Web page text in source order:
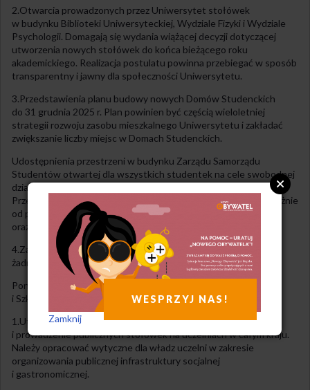
2.Otwarcia prowadzonych przez Uniwersytet stołówek
w budynku Biblioteki Uniwersyteckiej, Wydziale Fizyki i Wydziale
Psychologii. Domagają się wydania wiążącej decyzji dotyczącej
utworzenia nowych stołówek do końca bieżącego roku
akademickiego. Realizacja postulatu powinna przebiegać w sposób
transparentny i jawny dla społeczności Uniwersytetu.
3.Przedstawienia planu budowy nowych Domów Studenckich
do 31 grudnia 2025 r. Plan powinien być częścią wieloletniej
strategii rozwoju zasobu mieszkalnego Uniwersytetu i zakładać
zwiększanie liczby miejsc w Domach Studenckich.
Udostępnienia przestrzeni w budynku Zarządu Samorządu
Studentów otwartej dla wszystkich studentek na cele swobodnej
działalności naukowej, społecznej, politycznej i dydaktycznej.
Przestrzeń ta powinna służyć społeczności studenckiej niezależnie
od przynależności do formalnych organizacji uniwersyteckich
oraz afiliacji politycznej.
4.Zapewnienia, że osoby uczestniczące w strajku nie poniosą
żadnej odpowiedzialności prawnej ani dyscyplinarnej.
Ponadto strajkujący wysuwają wobec Ministerstwa Nauki
i Szkolnictwa Wyższego następujące żądania:
1.Utworzenia funduszu przeznaczonego na tworzenie
i prowadzenie publicznych stołówek na uczelniach w całym kraju.
Należy opracować wytyczne dla władz uczelni w zakresie
organizowania publicznej infrastruktury socjalnej
i gastronomicznej.
WESPRZYJ NAS!
Zamknij